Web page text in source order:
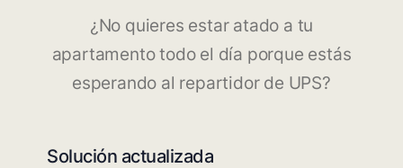
¿No quieres estar atado a tu
apartamento todo el día porque estás
esperando al repartidor de UPS?
Solución actualizada